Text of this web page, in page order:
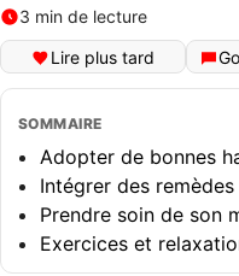
3 min de lecture
Lire plus tard
SOMMAIRE
Adopter de bonnes
Intégrer des
Prendre soin de son
Exercices et